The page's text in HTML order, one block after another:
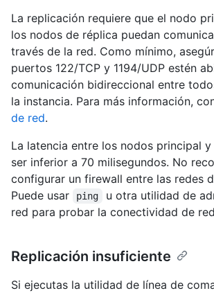
La replicación requiere que el nodo
los nodos de réplica puedan
través de la red. Como mínimo,
puertos 122/TCP y 1194/UDP estén
comunicación bidireccional entre
la instancia. Para más información,
de red.
La latencia entre los nodos principal
ser inferior a 70 milisegundos. No
configurar un firewall entre las redes
Puede usar
ping
u otra utilidad de
red para probar la conectividad de
Replicación insuficiente
Si ejecutas la utilidad de línea de